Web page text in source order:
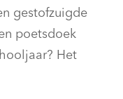
gestofzuigde
poetsdoek
Het